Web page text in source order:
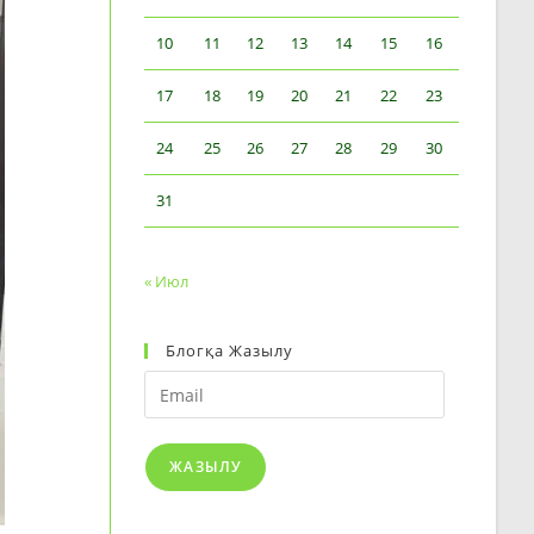
10 11 12 13 14 15 16
17 18 19 20 21 22 23
24 25 26 27 28 29 30
31
« Июл
Блогқа Жазылу
Email
ЖАЗЫЛУ